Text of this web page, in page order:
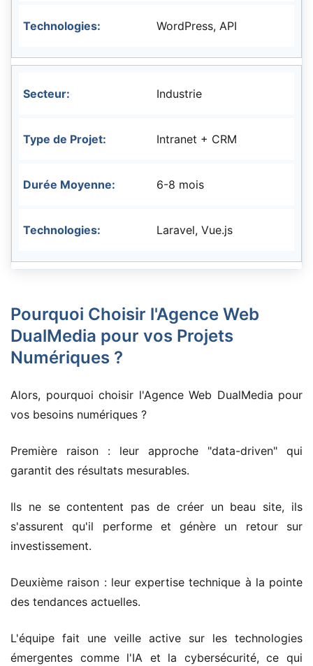
WordPress, API
Industrie
Intranet + CRM
6-8 mois
Laravel, Vue.js
Pourquoi Choisir l'Agence Web
DualMedia pour vos Projets
Numériques ?
Alors, pourquoi choisir l'Agence Web DualMedia pour
vos besoins numériques ?
Première raison : leur approche "data-driven" qui
garantit des résultats mesurables.
Ils ne se contentent pas de créer un beau site, ils
s'assurent qu'il performe et génère un retour sur
investissement.
Deuxième raison : leur expertise technique à la pointe
des tendances actuelles.
L'équipe fait une veille active sur les technologies
émergentes comme l'IA et la cybersécurité, ce qui